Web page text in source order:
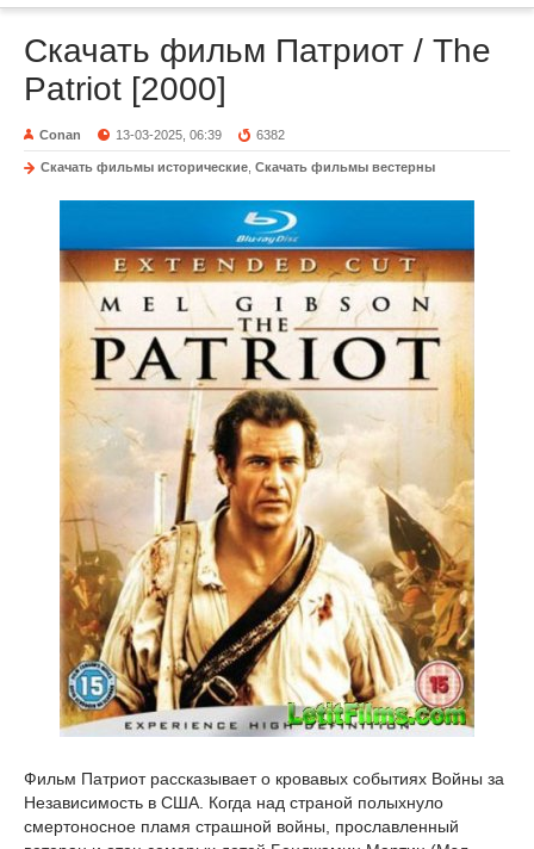
Скачать фильм Патриот / The
Patriot [2000]
Conan 13-03-2025, 06:39 6382
Скачать фильмы исторические Скачать фильмы вестерны
Фильм Патриот рассказывает о кровавых событиях Войны за
Независимость в США. Когда над страной полыхнуло
смертоносное пламя страшной войны, прославленный